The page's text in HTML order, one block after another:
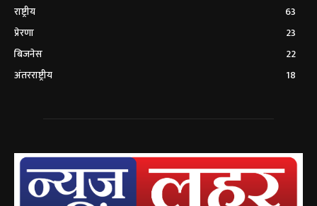
राष्ट्रीय
63
प्रेरणा
23
बिजनेस
22
अंतरराष्ट्रीय
18